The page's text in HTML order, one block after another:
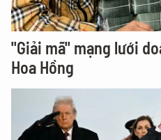
"Giải mã" mạng lưới
Hoa Hồng